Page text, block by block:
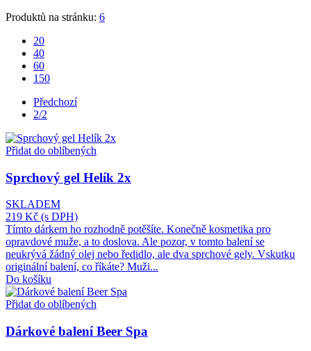
Produktů na stránku: 6
20
40
60
150
Předchozí
2/2
Přidat do oblíbených
Sprchový gel Helík 2x
SKLADEM
219 Kč (s DPH)
Tímto dárkem ho rozhodně potěšíte. Konečně kosmetika pro
opravdové muže, a to doslova. Ale pozor, v tomto balení se
neukrývá žádný olej nebo ředidlo, ale dva sprchové gely. Vskutku
originální balení, co říkáte? Muži...
Do košíku
Přidat do oblíbených
Dárkové balení Beer Spa